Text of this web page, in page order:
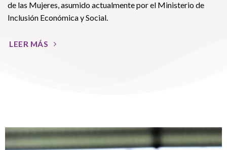
de las Mujeres, asumido actualmente por el Ministerio de
Inclusión Económica y Social.
LEER MÁS